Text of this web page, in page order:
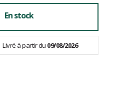
En stock
Livré à partir du 09/08/2026